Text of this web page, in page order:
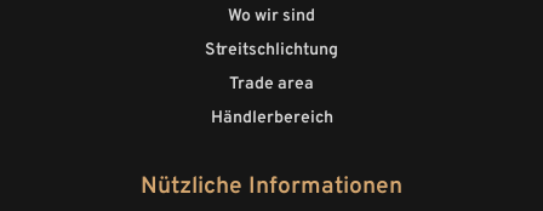
Wo wir sind
Streitschlichtung
Trade area
Händlerbereich
Nützliche Informationen